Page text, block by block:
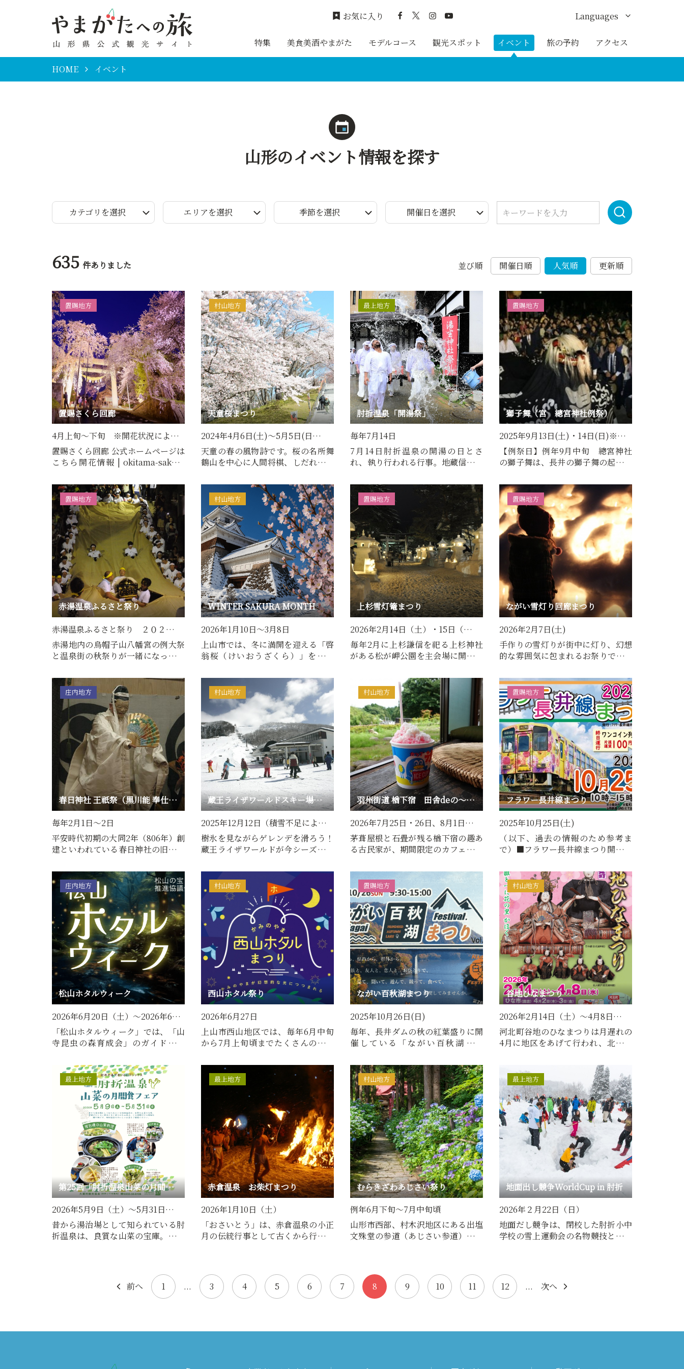
特集 美食美酒やまがた モデルコース 観光スポット イベント 旅の予約 アクセス
お気に入り Languages
English
HOME イベント
山形のイベント情報を探す
カテゴリを選択 エリアを選択 季節を選択 開催日を選択
635 件ありました 並び順 開催日順 人気順 更新順
置賜さくら回廊
置賜地方
4月上旬～下旬 ※開花状況によ…
置賜さくら回廊 公式ホームページは
こちら開花情報 | okitama-sakura
天童桜まつり
村山地方
2024年4月6日(土)～5月5日(日…
天童の春の風物詩です。桜の名所舞
鶴山を中心に人間将棋、しだれ桜の
肘折温泉「開湯祭」
最上地方
毎年7月14日
7月14日肘折温泉の開湯の日とさ
れ、執り行われる行事。地蔵信仰行
獅子舞（宮 總宮神社例祭）
置賜地方
2025年9月13日(土)・14日(日)※…
【例祭日】例年9月中旬 總宮神社
の獅子舞は、長井の獅子舞の起源と
赤湯温泉ふるさと祭り
置賜地方
赤湯温泉ふるさと祭り ２０２…
赤湯地内の烏帽子山八幡宮の例大祭
と温泉街の秋祭りが一緒になった赤
WINTER SAKURA MONTH
村山地方
2026年1月10日～3月8日
上山市では、冬に満開を迎える「啓
翁桜（けいおうざくら）」を活用
上杉雪灯篭まつり
置賜地方
2026年2月14日（土）・15日（…
毎年2月に上杉謙信を祀る上杉神社
がある松が岬公園を主会場に開催。
ながい雪灯り回廊まつり
置賜地方
2026年2月7日(土)
手作りの雪灯りが街中に灯り、幻想
的な雰囲気に包まれるお祭りです。
春日神社 王祇祭（黒川能 奉仕） 毎年２月１日～２日開催
庄内地方
毎年2月1日～2日
平安時代初期の大同2年（806年）創
建といわれている春日神社の旧例祭
蔵王ライザワールドスキー場開き
村山地方
2025年12月12日（積雪不足によ…
樹氷を見ながらゲレンデを滑ろう！
蔵王ライザワールドが今シーズンも
羽州街道 楢下宿 田舎deの～んびり縁側カフェ
村山地方
2026年7月25日・26日、8月1日…
茅葺屋根と石畳が残る楢下宿の趣あ
る古民家が、期間限定のカフェにな
フラワー長井線まつり
置賜地方
2025年10月25日(土)
（以下、過去の情報のため参考ま
で）■フラワー長井線まつり開催日
松山ホタルウィーク
庄内地方
2026年6月20日（土）～2026年6…
「松山ホタルウィーク」では、「山
寺昆虫の森育成会」のガイドのも
西山ホタル祭り
村山地方
2026年6月27日
上山市西山地区では、毎年6月中旬
から7月上旬頃までたくさんのホタ
ながい百秋湖まつり
置賜地方
2025年10月26日(日)
毎年、長井ダムの秋の紅葉盛りに開
催している「ながい百秋湖まつ
谷地ひなまつり
村山地方
2026年2月14日（土）～4月8日…
河北町谷地のひなまつりは月遅れの
4月に地区をあげて行われ、北口通
第25回「肘折温泉山菜の月間食フェア」開催！
最上地方
2026年5月9日（土）～5月31日…
昔から湯治場として知られている肘
折温泉は、良質な山菜の宝庫。雪解
赤倉温泉 お柴灯まつり
最上地方
2026年1月10日（土）
「おさいとう」は、赤倉温泉の小正
月の伝統行事として古くから行われ
むらきざわあじさい祭り
村山地方
例年6月下旬～7月中旬頃
山形市西部、村木沢地区にある出塩
文殊堂の参道（あじさい参道）に、
地面出し競争WorldCup in 肘折
最上地方
2026年２月22日（日）
地面だし競争は、閉校した肘折小中
学校の雪上運動会の名物競技として
前へ 1 ... 3 4 5 6 7 8 9 10 11 12 ... 次へ